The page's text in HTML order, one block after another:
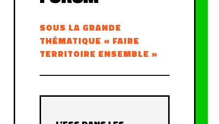
SOUS LA GRANDE
THÉMATIQUE « FAIRE
TERRITOIRE ENSEMBLE »